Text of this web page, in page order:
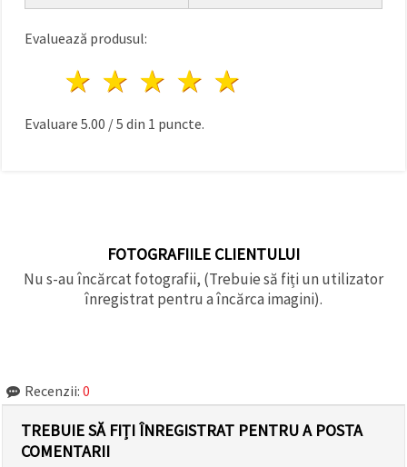
Evaluează produsul:
4 stele
3 stele
2 stele
1 stea
Evaluare 5.00 /5 din 1 puncte.
FOTOGRAFIILE CLIENTULUI
Nu s-au încărcat fotografii, (Trebuie să fiți un utilizator
înregistrat pentru a încărca imagini).
Recenzii: 0
TREBUIE SĂ FIȚI ÎNREGISTRAT PENTRU A POSTA
COMENTARII